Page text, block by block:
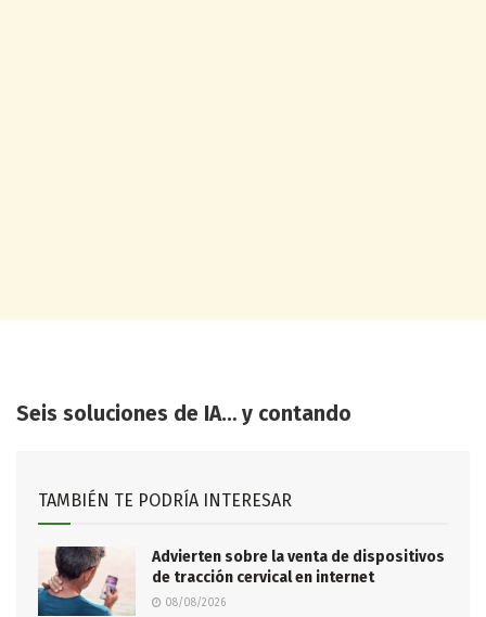
Seis soluciones de IA… y contando
TAMBIÉN TE PODRÍA INTERESAR
Advierten sobre la venta de dispositivos
de tracción cervical en internet
08/08/2026